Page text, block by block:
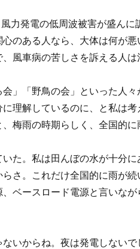
力発電の低周波被害が盛ん
のある人なら、大体は何が
風車病の苦しさを訴える人は
」「野鳥の会」といった人
理解しているのに、と私は
梅雨の時期らしく、全国的に
た。私は田んぼの水が十分
さ。これだけ全国的に雨が
ベースロード電源と言いな
いからね。夜は発電しない